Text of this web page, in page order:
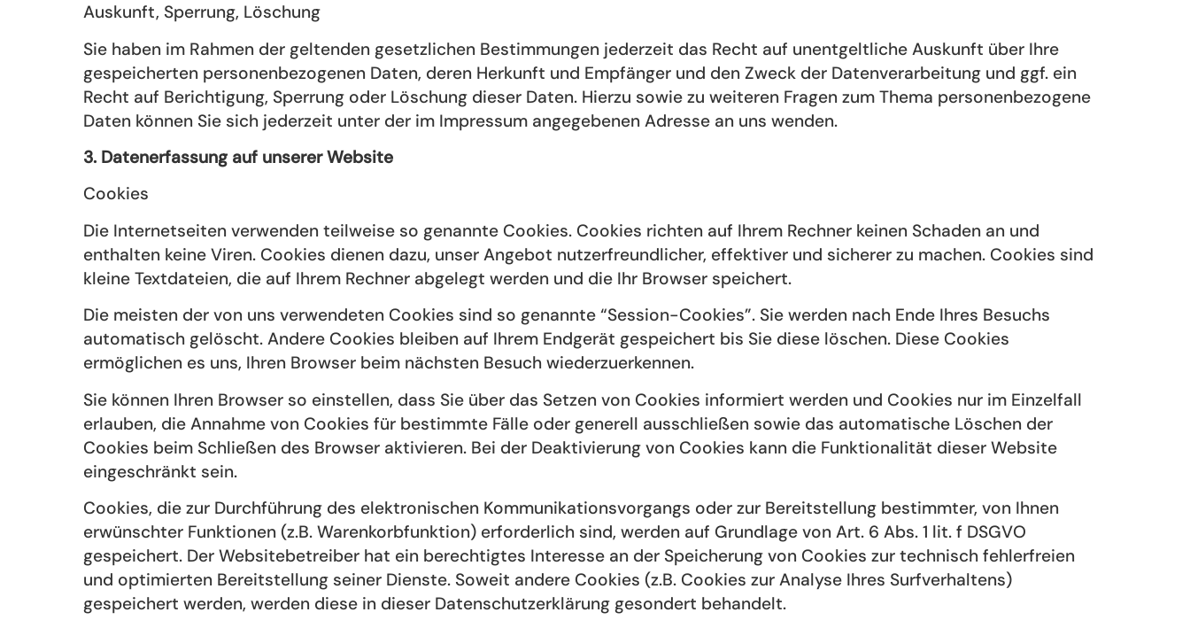
Auskunft, Sperrung, Löschung
Sie haben im Rahmen der geltenden gesetzlichen Bestimmungen jederzeit das Recht auf unentgeltliche Auskunft über Ihre
gespeicherten personenbezogenen Daten, deren Herkunft und Empfänger und den Zweck der Datenverarbeitung und ggf. ein
Recht auf Berichtigung, Sperrung oder Löschung dieser Daten. Hierzu sowie zu weiteren Fragen zum Thema personenbezogene
Daten können Sie sich jederzeit unter der im Impressum angegebenen Adresse an uns wenden.
3. Datenerfassung auf unserer Website
Cookies
Die Internetseiten verwenden teilweise so genannte Cookies. Cookies richten auf Ihrem Rechner keinen Schaden an und
enthalten keine Viren. Cookies dienen dazu, unser Angebot nutzerfreundlicher, effektiver und sicherer zu machen. Cookies sind
kleine Textdateien, die auf Ihrem Rechner abgelegt werden und die Ihr Browser speichert.
Die meisten der von uns verwendeten Cookies sind so genannte “Session-Cookies”. Sie werden nach Ende Ihres Besuchs
automatisch gelöscht. Andere Cookies bleiben auf Ihrem Endgerät gespeichert bis Sie diese löschen. Diese Cookies
ermöglichen es uns, Ihren Browser beim nächsten Besuch wiederzuerkennen.
Sie können Ihren Browser so einstellen, dass Sie über das Setzen von Cookies informiert werden und Cookies nur im Einzelfall
erlauben, die Annahme von Cookies für bestimmte Fälle oder generell ausschließen sowie das automatische Löschen der
Cookies beim Schließen des Browser aktivieren. Bei der Deaktivierung von Cookies kann die Funktionalität dieser Website
eingeschränkt sein.
Cookies, die zur Durchführung des elektronischen Kommunikationsvorgangs oder zur Bereitstellung bestimmter, von Ihnen
erwünschter Funktionen (z.B. Warenkorbfunktion) erforderlich sind, werden auf Grundlage von Art. 6 Abs. 1 lit. f DSGVO
gespeichert. Der Websitebetreiber hat ein berechtigtes Interesse an der Speicherung von Cookies zur technisch fehlerfreien
und optimierten Bereitstellung seiner Dienste. Soweit andere Cookies (z.B. Cookies zur Analyse Ihres Surfverhaltens)
gespeichert werden, werden diese in dieser Datenschutzerklärung gesondert behandelt.